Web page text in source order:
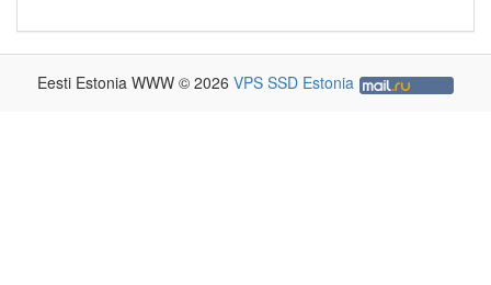
Eesti Estonia WWW © 2026 VPS SSD Estonia